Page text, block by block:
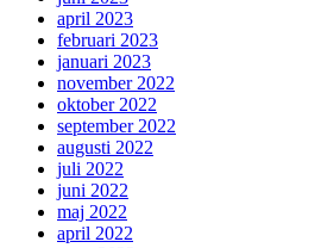
april 2023
februari 2023
januari 2023
november 2022
oktober 2022
september 2022
augusti 2022
juli 2022
juni 2022
maj 2022
april 2022